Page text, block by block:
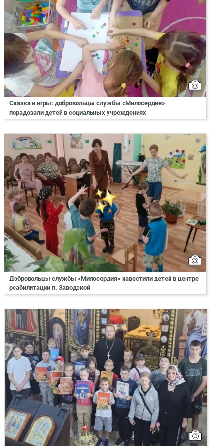
Сказка и игры: добровольцы службы «Милосердие»
порадовали детей в социальных учреждениях
Добровольцы службы «Милосердия» навестили детей в центре
реабилитации п. Заводской